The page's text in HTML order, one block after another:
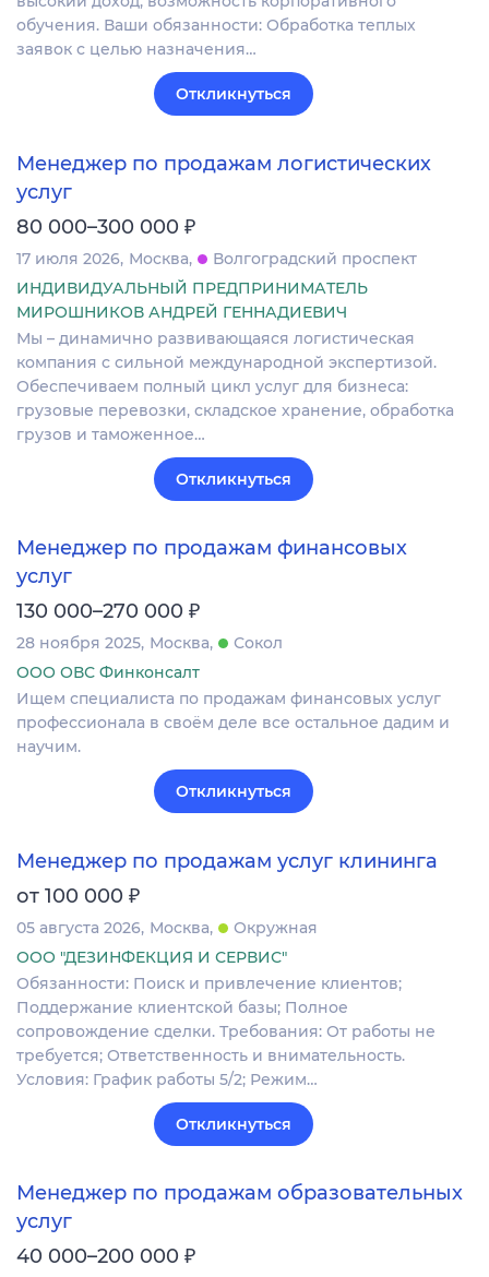
обучения. Ваши обязанности: Обработка теплых
заявок с целью назначения…
Откликнуться
Менеджер по продажам логистических
услуг
80 000–300 000 ₽
17 июля 2026 Москва
Волгоградский проспект
ИНДИВИДУАЛЬНЫЙ ПРЕДПРИНИМАТЕЛЬ
МИРОШНИКОВ АНДРЕЙ ГЕННАДИЕВИЧ
Мы – динамично развивающаяся логистическая
компания с сильной международной экспертизой.
Обеспечиваем полный цикл услуг для бизнеса:
грузовые перевозки, складское хранение, обработка
грузов и таможенное…
Откликнуться
Менеджер по продажам финансовых
услуг
130 000–270 000 ₽
28 ноября 2025 Москва
Сокол
ООО ОВС Финконсалт
Ищем специалиста по продажам финансовых услуг
профессионала в своём деле все остальное дадим и
научим.
Откликнуться
Менеджер по продажам услуг клининга
от 100 000 ₽
05 августа 2026 Москва
Окружная
ООО "ДЕЗИНФЕКЦИЯ И СЕРВИС"
Обязанности: Поиск и привлечение клиентов;
Поддержание клиентской базы; Полное
сопровождение сделки. Требования: От работы не
требуется; Ответственность и внимательность.
Условия: График работы 5/2; Режим…
Откликнуться
Менеджер по продажам образовательных
услуг
40 000–200 000 ₽